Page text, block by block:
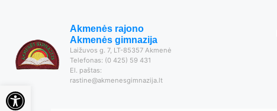
Akmenės rajono
Akmenės gimnazija
Laižuvos g. 7, LT-85357 Akmenė
Telefonas: (0 425) 59 431
El. paštas:
rastine@akmenesgimnazija.lt
Open toolbar